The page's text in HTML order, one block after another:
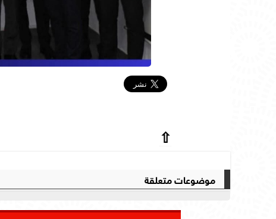
⇧
موضوعات متعلقة